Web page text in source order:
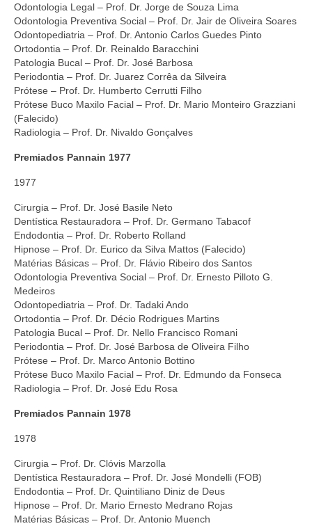
Odontologia Legal – Prof. Dr. Jorge de Souza Lima
Odontologia Preventiva Social – Prof. Dr. Jair de Oliveira Soares
Odontopediatria – Prof. Dr. Antonio Carlos Guedes Pinto
Ortodontia – Prof. Dr. Reinaldo Baracchini
Patologia Bucal – Prof. Dr. José Barbosa
Periodontia – Prof. Dr. Juarez Corrêa da Silveira
Prótese – Prof. Dr. Humberto Cerrutti Filho
Prótese Buco Maxilo Facial – Prof. Dr. Mario Monteiro Grazziani
(Falecido)
Radiologia – Prof. Dr. Nivaldo Gonçalves
Premiados Pannain 1977
1977
Cirurgia – Prof. Dr. José Basile Neto
Dentística Restauradora – Prof. Dr. Germano Tabacof
Endodontia – Prof. Dr. Roberto Rolland
Hipnose – Prof. Dr. Eurico da Silva Mattos (Falecido)
Matérias Básicas – Prof. Dr. Flávio Ribeiro dos Santos
Odontologia Preventiva Social – Prof. Dr. Ernesto Pilloto G.
Medeiros
Odontopediatria – Prof. Dr. Tadaki Ando
Ortodontia – Prof. Dr. Décio Rodrigues Martins
Patologia Bucal – Prof. Dr. Nello Francisco Romani
Periodontia – Prof. Dr. José Barbosa de Oliveira Filho
Prótese – Prof. Dr. Marco Antonio Bottino
Prótese Buco Maxilo Facial – Prof. Dr. Edmundo da Fonseca
Radiologia – Prof. Dr. José Edu Rosa
Premiados Pannain 1978
1978
Cirurgia – Prof. Dr. Clóvis Marzolla
Dentística Restauradora – Prof. Dr. José Mondelli (FOB)
Endodontia – Prof. Dr. Quintiliano Diniz de Deus
Hipnose – Prof. Dr. Mario Ernesto Medrano Rojas
Matérias Básicas – Prof. Dr. Antonio Muench